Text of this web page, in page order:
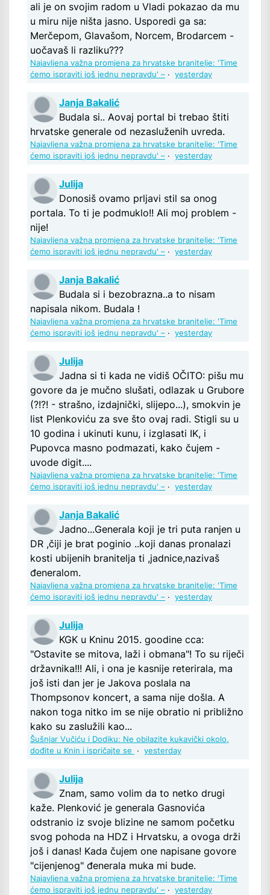
ali je on svojim radom u Vladi pokazao da mu
u miru nije ništa jasno. Usporedi ga sa:
Merčepom, Glavašom, Norcem, Brodarcem -
uočavaš li razliku???
Najavljena važna promjena za hrvatske branitelje: 'Time
ćemo ispraviti još jednu nepravdu' – · yesterday
Janja Bakalić
Budala si.. Aovaj portal bi trebao štiti
hrvatske generale od nezasluženih uvreda.
Najavljena važna promjena za hrvatske branitelje: 'Time
ćemo ispraviti još jednu nepravdu' – · yesterday
Julija
Donosiš ovamo prljavi stil sa onog
portala. To ti je podmuklo!! Ali moj problem -
nije!
Najavljena važna promjena za hrvatske branitelje: 'Time
ćemo ispraviti još jednu nepravdu' – · yesterday
Janja Bakalić
Budala si i bezobrazna..a to nisam
napisala nikom. Budala !
Najavljena važna promjena za hrvatske branitelje: 'Time
ćemo ispraviti još jednu nepravdu' – · yesterday
Julija
Jadna si ti kada ne vidiš OČITO: pišu mu
govore da je mučno slušati, odlazak u Grubore
(?!?! - strašno, izdajnički, slijepo...), smokvin je
list Plenkoviću za sve što ovaj radi. Stigli su u
10 godina i ukinuti kunu, i izglasati IK, i
Pupovca masno podmazati, kako čujem -
uvode digit....
Najavljena važna promjena za hrvatske branitelje: 'Time
ćemo ispraviti još jednu nepravdu' – · yesterday
Janja Bakalić
Jadno...Generala koji je tri puta ranjen u
DR ,čiji je brat poginio ..koji danas pronalazi
kosti ubijenih branitelja ti ,jadnice,nazivaš
đeneralom.
Najavljena važna promjena za hrvatske branitelje: 'Time
ćemo ispraviti još jednu nepravdu' – · yesterday
Julija
KGK u Kninu 2015. goodine cca:
"Ostavite se mitova, laži i obmana"! To su riječi
državnika!!! Ali, i ona je kasnije reterirala, ma
još isti dan jer je Jakova poslala na
Thompsonov koncert, a sama nije došla. A
nakon toga nitko im se nije obratio ni približno
kako su zaslužili kao...
Šušnjar Vučiću i Dodiku: Ne obilazite kukavički okolo,
dođite u Knin i ispričajte se
· yesterday
Julija
Znam, samo volim da to netko drugi
kaže. Plenković je generala Gasnovića
odstranio iz svoje blizine ne samom početku
svog pohoda na HDZ i Hrvatsku, a ovoga drži
još i danas! Kada čujem one napisane govore
"cijenjenog" đenerala muka mi bude.
Najavljena važna promjena za hrvatske branitelje: 'Time
ćemo ispraviti još jednu nepravdu' – · yesterday